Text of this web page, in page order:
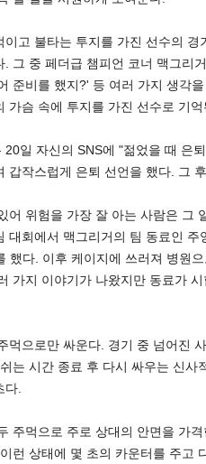
이고 불타는 투지를 가진 선수의
. 그 중 페더급 챔피언 코너 맥그리
준비를 했지?' 등 여러 가지 생각
가슴 속에 투지를 가진 선수로 기억
20일 자신의 SNS에 "젊었을 때 은
갑작스럽게 은퇴 선언을 했다. 그
어 위험을 가장 잘 아는 사람은 그
대회에서 맥그리거의 팀 동료인
했다. 이후 케이지에 쓰러져 병원
가지 이야기가 나왔지만 동료가
먹으로만 싸운다. 경기 중 넘어진
는 시간 종료 후 다시 싸우는 신
다.
주먹으로 주로 상대의 안면을 가
런 상태에 몇 초의 카운터를 주고